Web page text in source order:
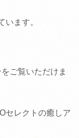
ます。
ご覧いただけま
セレクトの癒しア